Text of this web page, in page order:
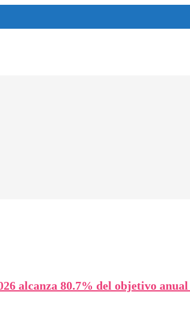
alcanza 80.7% del objetivo